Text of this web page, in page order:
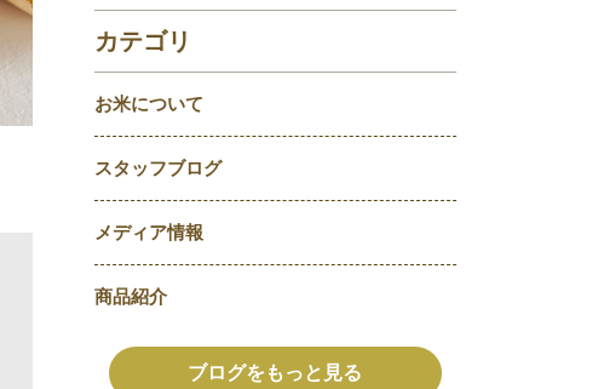
ることを徹底解説！
カテゴリ
お米について
スタッフブログ
メディア情報
商品紹介
ブログをもっと見る